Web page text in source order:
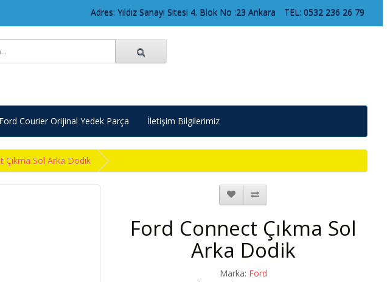
Adres: Yıldız Sanayi Sitesi 4. Blok No :23 Ankara TEL: 0532 236 26 79
Ford Courier Orijinal Yedek Parça İletişim Bilgilerimiz
Çıkma Sol Arka Dodik
Ford Connect Çıkma Sol
Arka Dodik
Marka: Ford